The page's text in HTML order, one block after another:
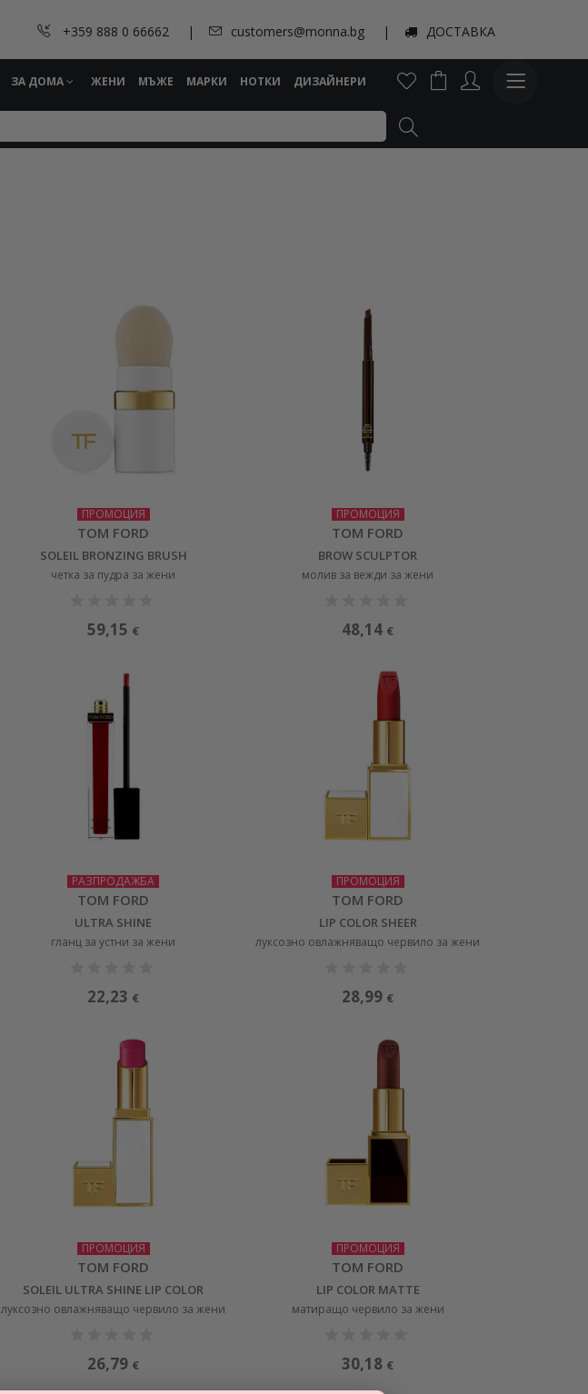
+359 888 0 66662 customers@monna.bg ДОСТАВКА
ЗА ДОМА ЖЕНИ МЪЖЕ МАРКИ НОТКИ ДИЗАЙНЕРИ
ПРОМОЦИЯ
TOM FORD
SOLEIL BRONZING BRUSH
четка за пудра за жени
59,15 €
ПРОМОЦИЯ
TOM FORD
BROW SCULPTOR
молив за вежди за жени
48,14 €
РАЗПРОДАЖБА
TOM FORD
ULTRA SHINE
гланц за устни за жени
22,23 €
ПРОМОЦИЯ
TOM FORD
LIP COLOR SHEER
луксозно овлажняващо червило за жени
28,99 €
ПРОМОЦИЯ
TOM FORD
SOLEIL ULTRA SHINE LIP COLOR
луксозно овлажняващо червило за жени
26,79 €
ПРОМОЦИЯ
TOM FORD
LIP COLOR MATTE
матиращо червило за жени
30,18 €